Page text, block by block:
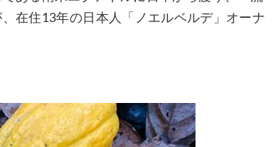
在住13年の日本人「ノエルベルデ」オーナ